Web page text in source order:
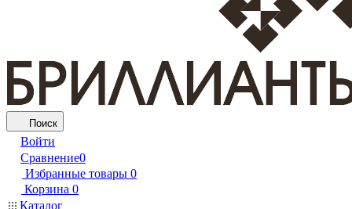
Поиск
Войти
Сравнение0
Избранные товары 0
Корзина 0
Каталог